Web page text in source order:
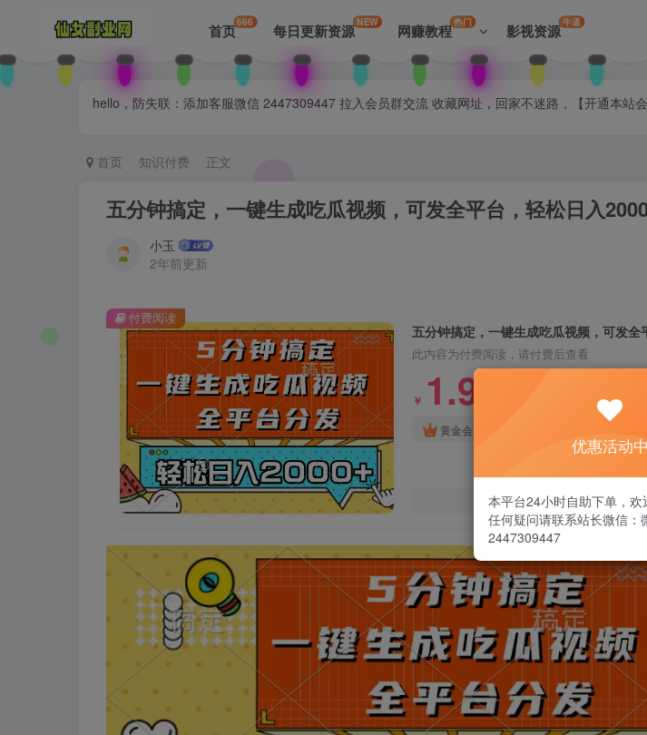
首页666 每日更新资源NEW 网赚教程热门 影视资源牛逼
hello，防失联：添加客服微信 2447309447 拉入会员群交流 收藏网址，回家不迷路，【开通本站
首页 知识付费 正文
五分钟搞定，一键生成吃瓜视频，可发全平台，轻松日入
小玉
2年前更新
五分钟搞定，一键生成吃瓜视频，可发全
此内容为付费阅读，请付费后查看
￥ 1.99
黄金会员
您当前未登录！建
付费阅读
优惠活动中
本平台24小时自助下单，
任何疑问请联系站长微信：
2447309447